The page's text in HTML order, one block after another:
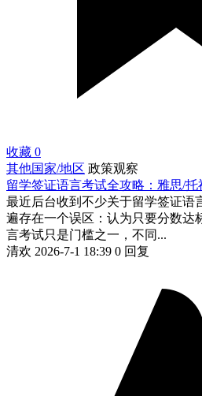
收藏 0
其他国家/地区 政策观察
留学签证语言考试全攻略：雅思/托
最近后台收到不少关于留学签证语
遍存在一个误区：认为只要分数达
言考试只是门槛之一，不同...
清欢 2026-7-1 18:39 0 回复